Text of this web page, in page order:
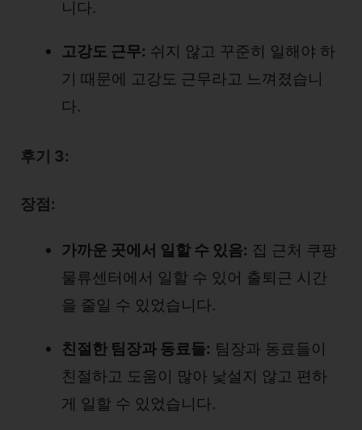
니다.
고강도 근무: 쉬지 않고 꾸준히 일해야 하
기 때문에 고강도 근무라고 느껴졌습니
다.
후기 3:
장점:
가까운 곳에서 일할 수 있음: 집 근처 쿠팡
물류센터에서 일할 수 있어 출퇴근 시간
을 줄일 수 있었습니다.
친절한 팀장과 동료들: 팀장과 동료들이
친절하고 도움이 많아 낯설지 않고 편하
게 일할 수 있었습니다.